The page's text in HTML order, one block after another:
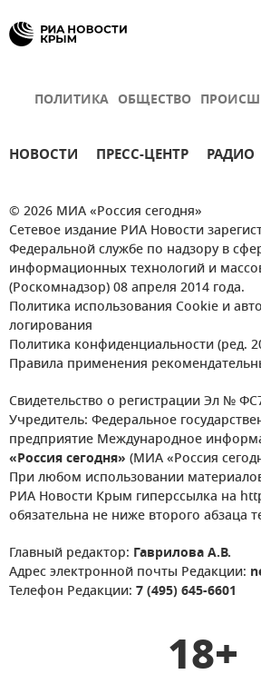
ПОЛИТИКА ОБЩЕСТВО
НОВОСТИ ПРЕСС-ЦЕНТР РАДИО
© 2026 МИА «Россия сегодня»
Сетевое издание РИА Новости
Федеральной службе по надзору в
информационных технологий и
(Роскомнадзор) 08 апреля 2014 года.
Политика использования Cookie и
логирования
Политика конфиденциальности (ред.
Правила применения
Свидетельство о регистрации Эл №
Учредитель: Федеральное
предприятие Международное
«Россия сегодня» (МИА «Россия
При любом использовании
РИА Новости Крым гиперссылка на
обязательна не ниже второго абзаца
Главный редактор: Гаврилова А.В.
Адрес электронной почты Редакции:
Телефон Редакции: 7 (495) 645-6601
18+